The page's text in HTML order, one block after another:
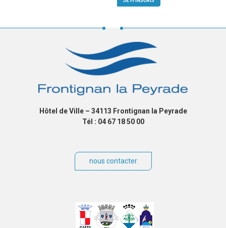
Hôtel de Ville – 34113 Frontignan la Peyrade
Tél : 04 67 18 50 00
nous contacter